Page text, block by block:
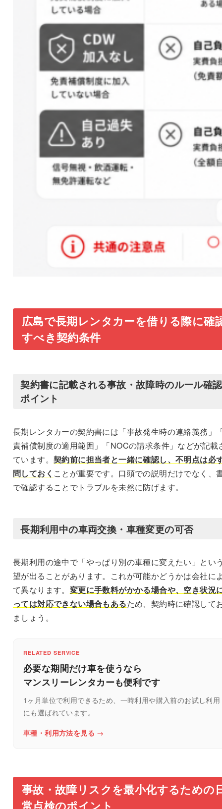
広島で長期レンタカーを借りる際に確
すべき契約条件
契約書に記載される事故・故障時のルール確認
ポイント
長期レンタカーの契約書には「事故発生時の連絡義務」
責補償制度の適用範囲」「NOCの請求条件」などが記載
ています。 契約前に担当者と一緒に確認し、不明点は必
問しておく ことが重要です。口頭での説明だけでなく、
で確認することでトラブルを未然に防げます。
長期利用中の車両交換・車種変更の可否
長期利用の途中で「やっぱり別の車種に変えたい」とい
望が出ることがあります。これが可能かどうかは会社に
て異なります。 変更に手数料がかかる場合や、空き状況
っては対応できない場合もあるため、契約時に確認して
ましょう。
RELATED SERVICE
必要な期間だけ車を使うなら
マンスリーレンタカーも便利です
1ヶ月単位で利用できるため、一時利用や購入前のお試し利用
にも選ばれています。
車種・利用方法を見る →
事故・故障リスクを最小化するための
常点検のポイント